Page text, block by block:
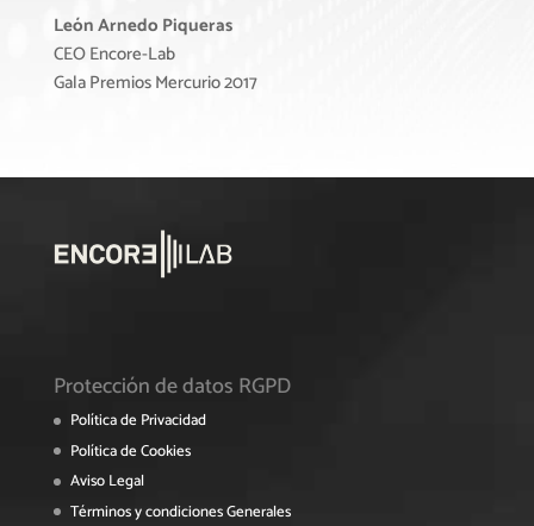
León Arnedo Piqueras
CEO Encore-Lab
Gala Premios Mercurio 2017
Protección de datos RGPD
Política de Privacidad
Política de Cookies
Aviso Legal
Términos y condiciones Generales